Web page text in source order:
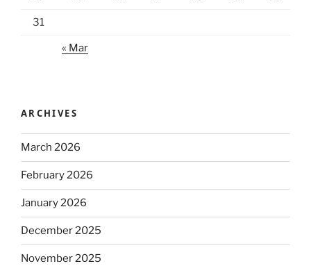
31
« Mar
ARCHIVES
March 2026
February 2026
January 2026
December 2025
November 2025